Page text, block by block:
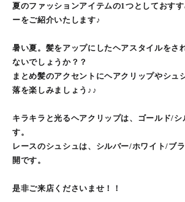
夏のファッションアイテムの1つとしておす
ーをご紹介いたします♪
暑い夏。髪をアップにしたヘアスタイルをさ
ないでしょうか？？
まとめ髪のアクセントにヘアクリップやシュ
落を楽しみましょう♪♪
キラキラと光るヘアクリップは、ゴールド/
す。
レースのシュシュは、シルバー/ホワイト/ブ
開です。
是非ご来店くださいませ！！